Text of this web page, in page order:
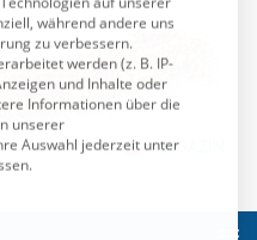
zu verbessern.
werden (z. B. IP-
und Inhalte oder
Informationen über die
unserer
Auswahl jederzeit unter
für die eine